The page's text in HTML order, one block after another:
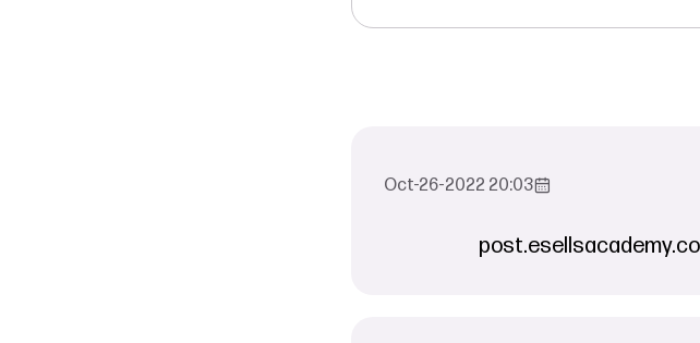
20:03 2022-Oct-26